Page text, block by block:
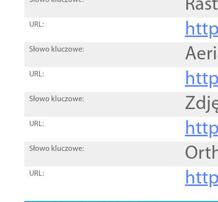
URL:
Słowo kluczowe:
URL:
Słowo kluczowe:
URL:
Słowo kluczowe:
URL: